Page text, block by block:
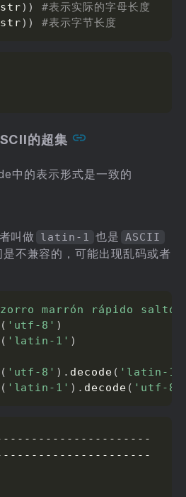
) )
#表示实际的字母长度
) ) #表示字节长度
的超集
中的表示形式是一致的
叫做 latin-1 也是 ASCII
不兼容的，可能出现乱码或者
marrón rápido saltó
( 'utf-8' )
( 'latin-1' )
( 'utf-8' ) . decode ( 'latin-1'
( 'latin-1' ) . decode ( 'utf-8'